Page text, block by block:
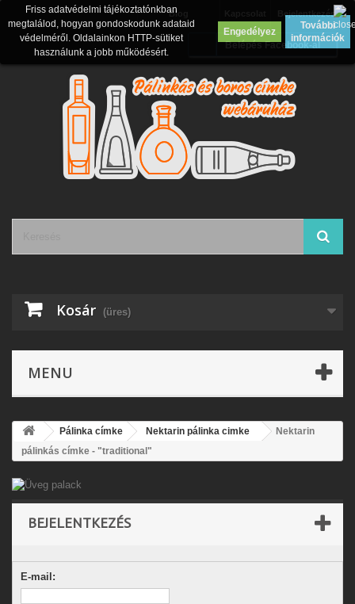
Bejelentkezés
Blog
Belépés Facebook-al
Kosár (üres)
MENU
Friss adatvédelmi tájékoztatónkban
megtalálod, hogyan gondoskodunk adataid
védelméről. Oldalainkon HTTP-sütiket
használunk a jobb működésért.
Engedélyez
További
információk
Pálinka címke Nektarin pálinka cimke
Nektarin
pálinkás címke - "traditional"
BEJELENTKEZÉS
E-mail: